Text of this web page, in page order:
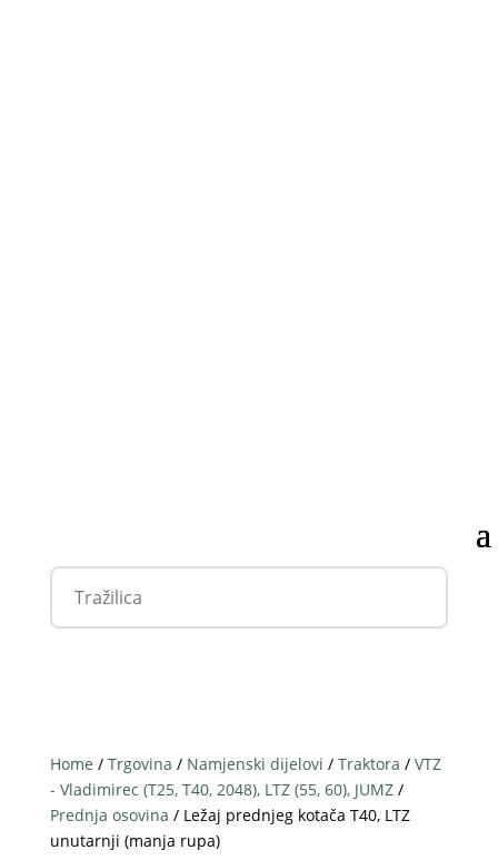
Home / Trgovina / Namjenski dijelovi / Traktora / VTZ
- Vladimirec (T25, T40, 2048), LTZ (55, 60), JUMZ/
Prednja osovina / Ležaj prednjeg kotača T40, LTZ
unutarnji (manja rupa)